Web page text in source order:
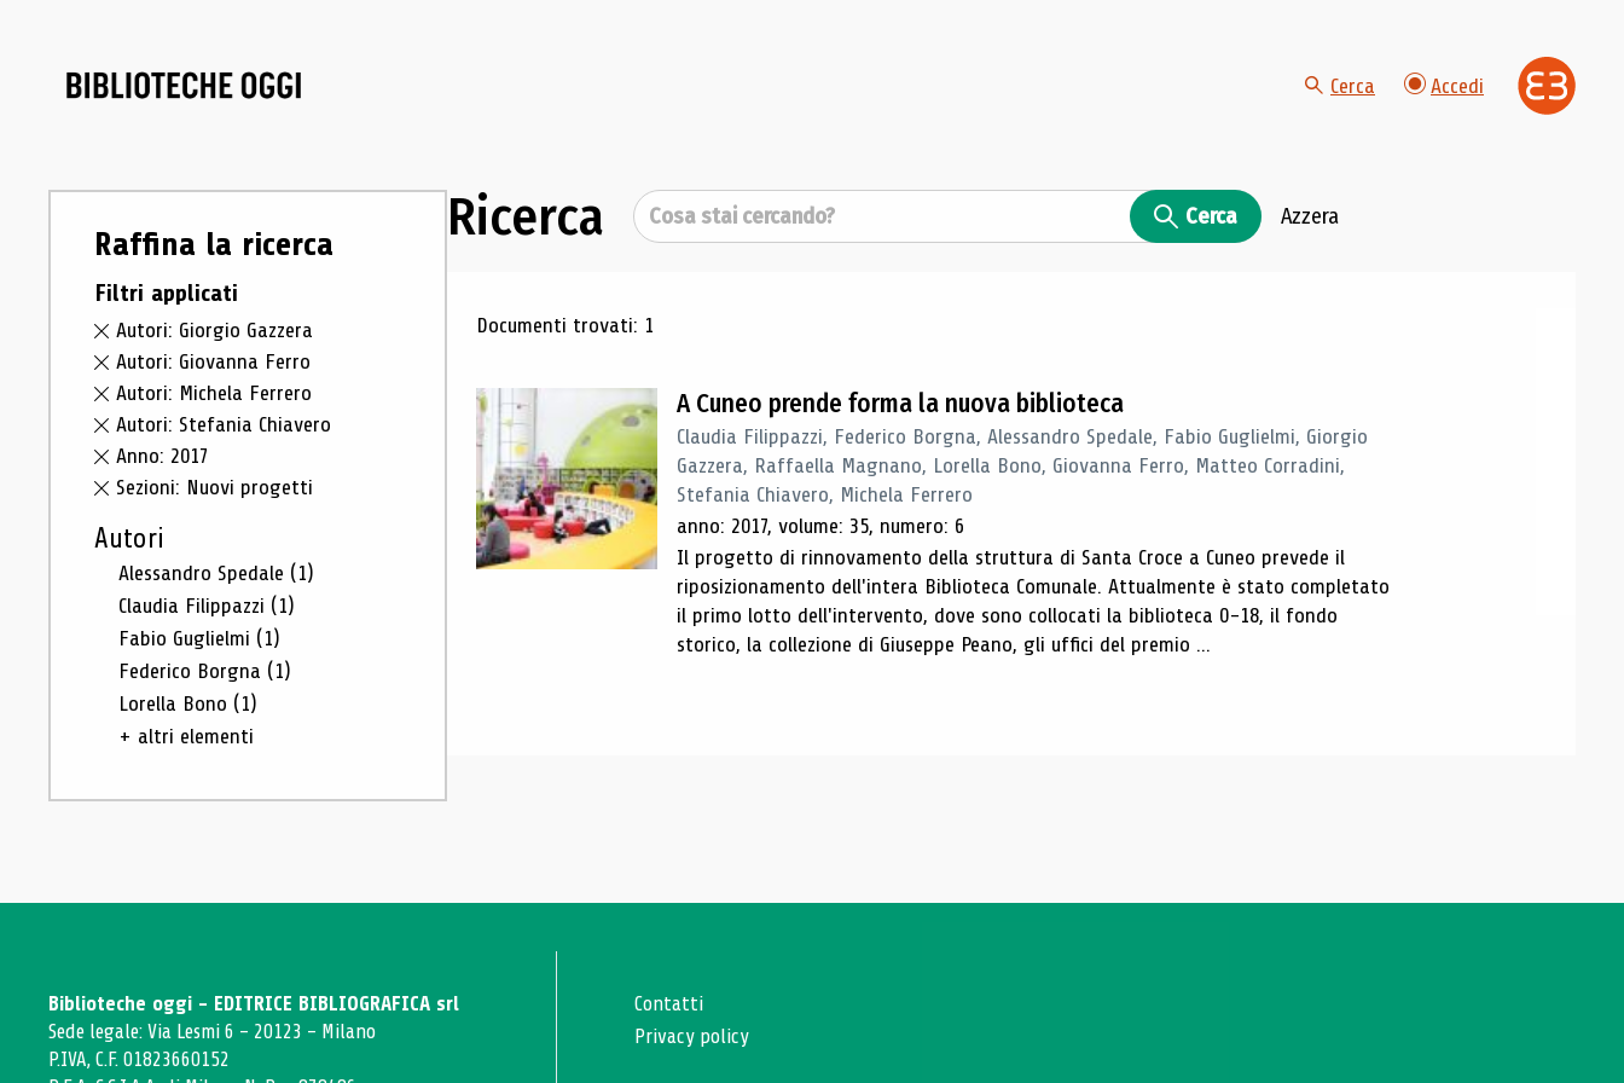
Cerca Accedi
Raffina la ricerca
Filtri applicati
Autori: Giorgio Gazzera
Autori: Giovanna Ferro
Autori: Michela Ferrero
Autori: Stefania Chiavero
Anno: 2017
Sezioni: Nuovi progetti
Autori
Alessandro Spedale (1)
Claudia Filippazzi (1)
Fabio Guglielmi (1)
Federico Borgna (1)
Lorella Bono (1)
+ altri elementi
Ricerca Cerca Cerca Azzera
Risultati di ricerca
Documenti trovati: 1
A Cuneo prende forma la nuova biblioteca
Claudia Filippazzi, Federico Borgna, Alessandro Spedale, Fabio Guglielmi, Giorgio
Gazzera, Raffaella Magnano, Lorella Bono, Giovanna Ferro, Matteo Corradini,
Stefania Chiavero, Michela Ferrero
anno: 2017, volume: 35, numero: 6
Il progetto di rinnovamento della struttura di Santa Croce a Cuneo prevede il
riposizionamento dell'intera Biblioteca Comunale. Attualmente è stato completato
il primo lotto dell'intervento, dove sono collocati la biblioteca 0-18, il fondo
storico, la collezione di Giuseppe Peano, gli uffici del premio ...
Biblioteche oggi - EDITRICE BIBLIOGRAFICA srl
Sede legale: Via Lesmi 6 - 20123 - Milano
P.IVA, C.F. 01823660152
Contatti
Privacy policy